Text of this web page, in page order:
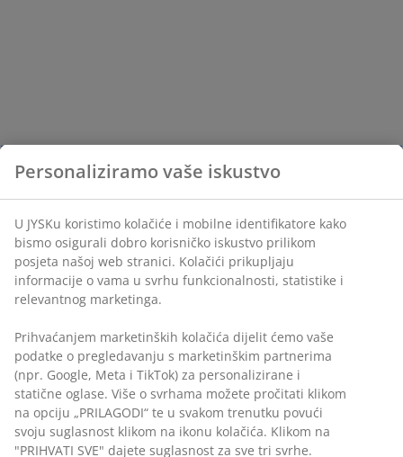
Personaliziramo vaše iskustvo
U JYSKu koristimo kolačiće i mobilne identifikatore kako
bismo osigurali dobro korisničko iskustvo prilikom
posjeta našoj web stranici. Kolačići prikupljaju
informacije o vama u svrhu funkcionalnosti, statistike i
relevantnog marketinga.
Prihvaćanjem marketinških kolačića dijelit ćemo vaše
podatke o pregledavanju s marketinškim partnerima
(npr. Google, Meta i TikTok) za personalizirane i
statične oglase. Više o svrhama možete pročitati klikom
na opciju „PRILAGODI“ te u svakom trenutku povući
svoju suglasnost klikom na ikonu kolačića. Klikom na
"PRIHVATI SVE" dajete suglasnost za sve tri svrhe.